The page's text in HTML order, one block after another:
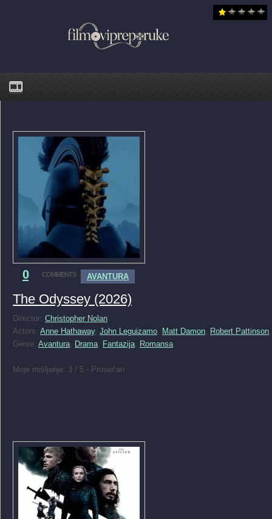
0 COMMENTS AVANTURA
The Odyssey (2026)
Director: Christopher Nolan
Actors: Anne Hathaway, John Leguizamo Matt Damon Robert Pattinson
Genre: Avantura Drama Fantazija Romansa
Moje mišljenje: 3 / 5 - Prosečan